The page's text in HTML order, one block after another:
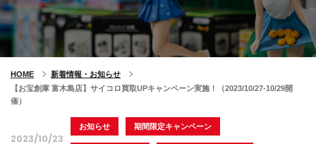
HOME
新着情報・お知らせ
【お宝創庫 富木島店】サイコロ買取UPキャンペーン実施！（2023/10/27-10/29開
催）
2023/10/23
お知らせ 期間限定キャンペーン